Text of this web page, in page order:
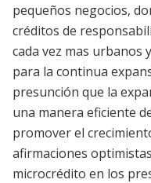
pequeños negocios,
créditos de
cada vez mas urbanos
para la continua
presunción que la
una manera eficiente
promover el
afirmaciones
microcrédito en los